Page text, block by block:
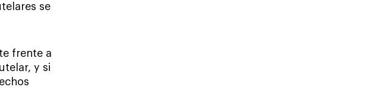
se
frente a
y si